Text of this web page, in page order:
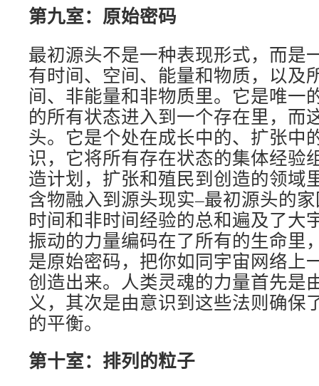
第九室： 原始密码
最初源头不是一种表现形式，而是
有时间、空间、能量和物质，以及
间、非能量和非物质里。它是唯一
的所有状态进入到一个存在里，而
头。它是个处在成长中的、扩张中
识，它将所有存在状态的集体经验
造计划，扩张和殖民到创造的领域
含物融入到源头现实–最初源头的
时间和非时间经验的总和遍及了大
振动的力量编码在了所有的生命里
是原始密码，把你如同宇宙网络上
创造出来。人类灵魂的力量首先是
义，其次是由意识到这些法则确保
的平衡。
第十室： 排列的粒子